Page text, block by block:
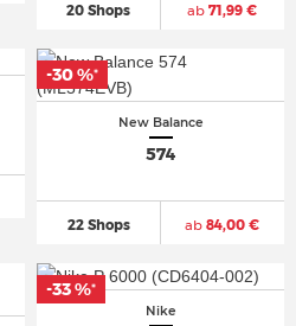
20 Shops ab 71,99 €
New Balance
574
22 Shops ab 84,00 €
-30 %*
Nike
-33 %*